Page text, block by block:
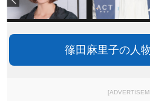
篠田麻里子の人